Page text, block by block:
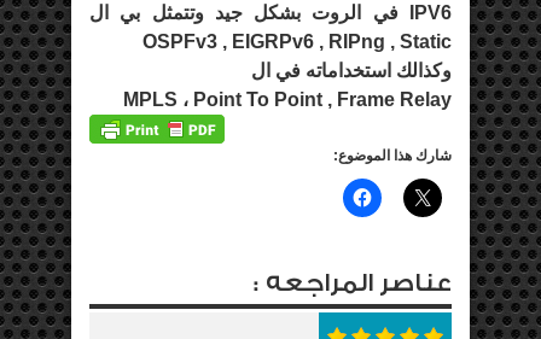
IPV6 في الروت بشكل جيد وتتمثل بي ال
OSPFv3 , EIGRPv6 , RIPng , Static
وكذالك استخداماته في ال
MPLS ، Point To Point , Frame Relay
شارك هذا الموضوع:
عناصر المراجعه :